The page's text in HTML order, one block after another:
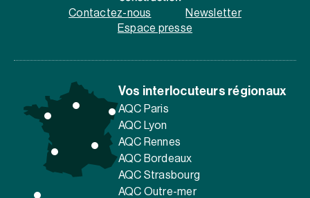
Contactez-nous
Newsletter
Espace presse
Vos interlocuteurs régionaux
AQC Paris
AQC Lyon
AQC Rennes
AQC Bordeaux
AQC Strasbourg
AQC Outre-mer